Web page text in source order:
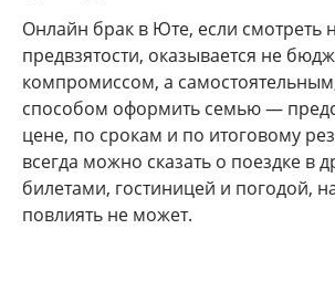
Онлайн брак в Юте, если смотреть
предвзятости, оказывается не
компромиссом, а
способом оформить семью —
цене, по срокам и по итоговому
всегда можно сказать о поездке в
билетами, гостиницей и погодой,
повлиять не может.